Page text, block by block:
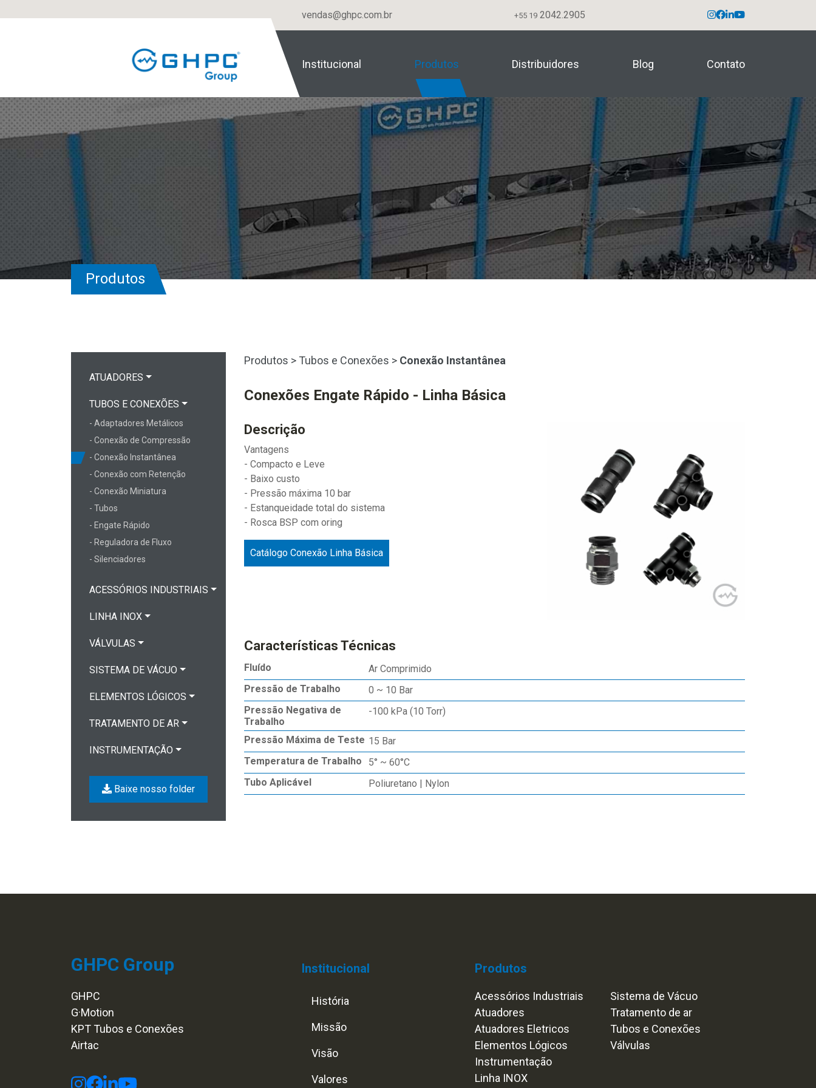
vendas@ghpc.com.br +55 19 2042.2905
Institucional Produtos Distribuidores Blog Contato
Produtos
ATUADORES
TUBOS E CONEXÕES
- Adaptadores Metálicos
- Conexão de Compressão
- Conexão Instantânea
- Conexão com Retenção
- Conexão Miniatura
- Tubos
- Engate Rápido
- Reguladora de Fluxo
- Silenciadores
ACESSÓRIOS INDUSTRIAIS
LINHA INOX
VÁLVULAS
SISTEMA DE VÁCUO
ELEMENTOS LÓGICOS
TRATAMENTO DE AR
INSTRUMENTAÇÃO
Baixe nosso folder
Produtos > Tubos e Conexões > Conexão Instantânea
Conexões Engate Rápido - Linha Básica
Descrição
Vantagens
- Compacto e Leve
- Baixo custo
- Pressão máxima 10 bar
- Estanqueidade total do sistema
- Rosca BSP com oring
Catálogo Conexão Linha Básica
Características Técnicas
Fluído
Ar Comprimido
Pressão de Trabalho
0 ~ 10 Bar
Pressão Negativa de
Trabalho
-100 kPa (10 Torr)
Pressão Máxima de Teste 15 Bar
Temperatura de Trabalho
5° ~ 60°C
Tubo Aplicável
Poliuretano | Nylon
GHPC Group
GHPC
G·Motion
KPT Tubos e Conexões
Airtac
Institucional
História
Missão
Visão
Valores
Produtos
Acessórios Industriais
Atuadores
Atuadores Eletricos
Elementos Lógicos
Instrumentação
Linha INOX
Sistema de Vácuo
Tratamento de ar
Tubos e Conexões
Válvulas